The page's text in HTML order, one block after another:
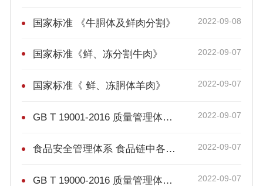
国家标准 《牛胴体及鲜肉分割》 2022-09-08
国家标准《鲜、冻分割牛肉》 2022-09-07
国家标准《 鲜、冻胴体羊肉》 2022-09-07
GB T 19001-2016 质量管理体系 要求 2022-09-07
食品安全管理体系 食品链中各类组织的要求 2022-09-07
GB T 19000-2016 质量管理体系 基础和术语 2022-09-07